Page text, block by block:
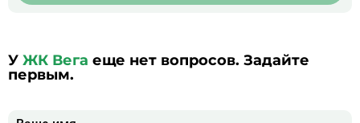
У ЖК Вега еще нет вопросов. Задайте
первым.